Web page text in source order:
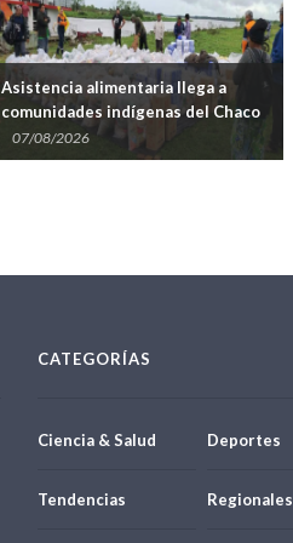
Asistencia alimentaria llega a
comunidades indígenas del Chaco
e Itapúa
07/08/2026
CATEGORÍAS
Ciencia & Salud Deportes
Tendencias Regionales